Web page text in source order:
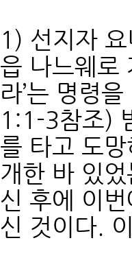
1) 선지자
읍 나느웨로
라’는 명령
1:1-3참조)
를 타고 도
개한 바 있
신 후에 이
신 것이다.